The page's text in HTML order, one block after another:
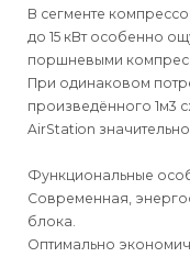
В сегменте
до 15 кВт особенно
поршневыми
При одинаковом
произведённого 1м3
AirStation
Функциональные
Современная,
блока.
Оптимально